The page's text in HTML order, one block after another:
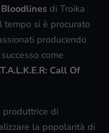
di Troika
tempo si è procurato
producendo
come
Call Of
produttrice di
la popolarità di